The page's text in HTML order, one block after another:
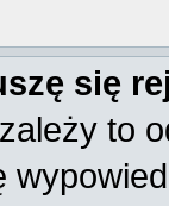
się
to